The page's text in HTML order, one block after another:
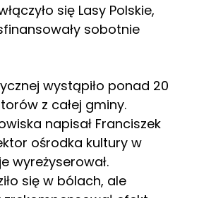
się Lasy Polskie,
sobotnie
wystąpiło ponad 20
z całej gminy.
napisał Franciszek
ośrodka kultury w
wyreżyserował.
się w bólach, ale